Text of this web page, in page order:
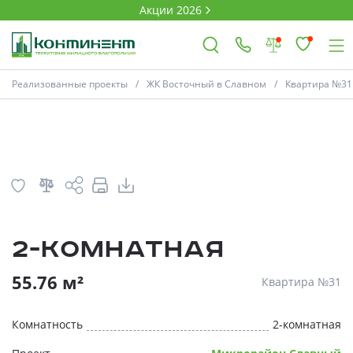
Акции 2026
Акции
Новости
Выбор недвижимости
Реализованные проекты ЖК Восточный в Славном Квартира №31
2-комнатная
55.76 м² Квартира №31
Комнатность
2-комнатная
План Комнатность
* Скидки предоставляются в